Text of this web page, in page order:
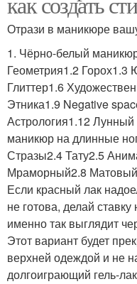
Отрази в маникюре
1. Чёрно-белый маникюр
Геометрия1.2
Глиттер1.6
Этника1.9 Negative
Астрология1.12
маникюр на длинные
Стразы2.4 Тату2.5
Мраморный2.8
Если красный лак
не готова, делай
именно так выглядит
Этот вариант будет
верхней одеждой и не
долгоиграющий гель-